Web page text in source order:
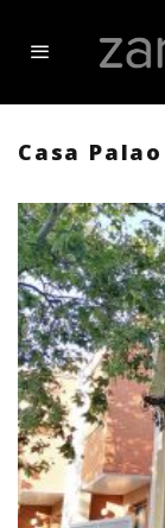
Casa Palao